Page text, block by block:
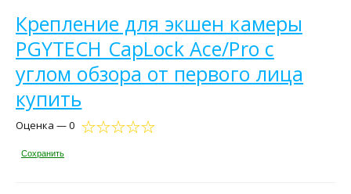
Крепление для экшен камеры
PGYTECH CapLock Ace/Pro с
углом обзора от первого лица
купить
Оценка — 0
Сохранить